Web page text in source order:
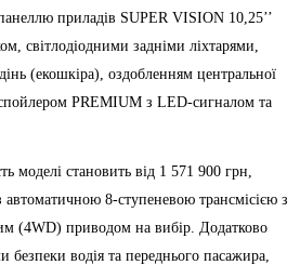
приладів SUPER VISION 10,25’’
світлодіодними задніми ліхтарями,
(екошкіра), оздобленням центральної
PREMIUM з LED-сигналом та
моделі становить від 1 571 900 грн,
автоматичною 8-ступеневою трансмісією з
(4WD) приводом на вибір. Додатково
водія та переднього пасажира,